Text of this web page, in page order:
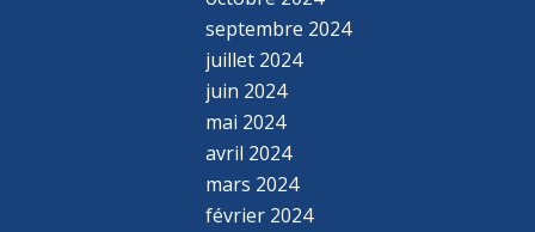
septembre 2024
juillet 2024
juin 2024
mai 2024
avril 2024
mars 2024
février 2024